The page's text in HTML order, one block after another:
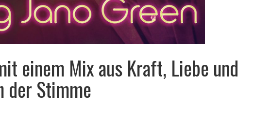
einem Mix aus Kraft, Liebe und
der Stimme